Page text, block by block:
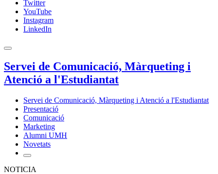
Twitter
YouTube
Instagram
LinkedIn
Servei de Comunicació, Màrqueting i
Atenció a l'Estudiantat
Servei de Comunicació, Màrqueting i Atenció a l'Estudiantat
Presentació
Comunicació
Marketing
Alumni UMH
Novetats
NOTICIA